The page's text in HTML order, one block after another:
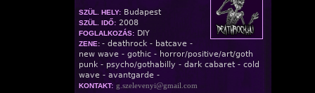
SZÜL. HELY: Budapest
SZÜL. IDŐ: 2008
FOGLALKOZÁS: DIY
ZENE: - deathrock - batcave -
new wave - gothic - horror/positive/art/goth
punk - psycho/gothabilly - dark cabaret - cold
wave - avantgarde -
KONTAKT: g.szelevenyi@gmail.com